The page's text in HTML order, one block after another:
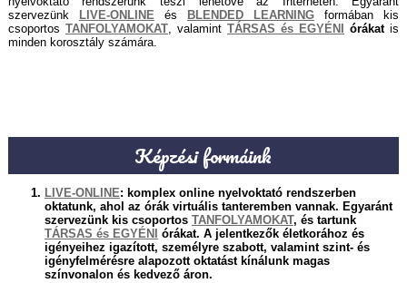
szervezünk
LIVE-ONLINEés BLENDED LEARNING
formában kis
csoportos TANFOLYAMOKAT, valamint TÁRSAS és EGYÉNI órákatis
minden korosztály számára.
Képzési formáink
LIVE-ONLINE: komplex online nyelvoktató rendszerben
oktatunk, ahol az órák virtuális tanteremben vannak. Egyaránt
szervezünk kis csoportos TANFOLYAMOKAT, és tartunk
TÁRSAS és EGYÉNI
órákat. A jelentkezők életkorához és
igényeihez igazított, személyre szabott, valamint szint- és
igényfelmérésre alapozott oktatást kínálunk magas
színvonalon és kedvező áron.